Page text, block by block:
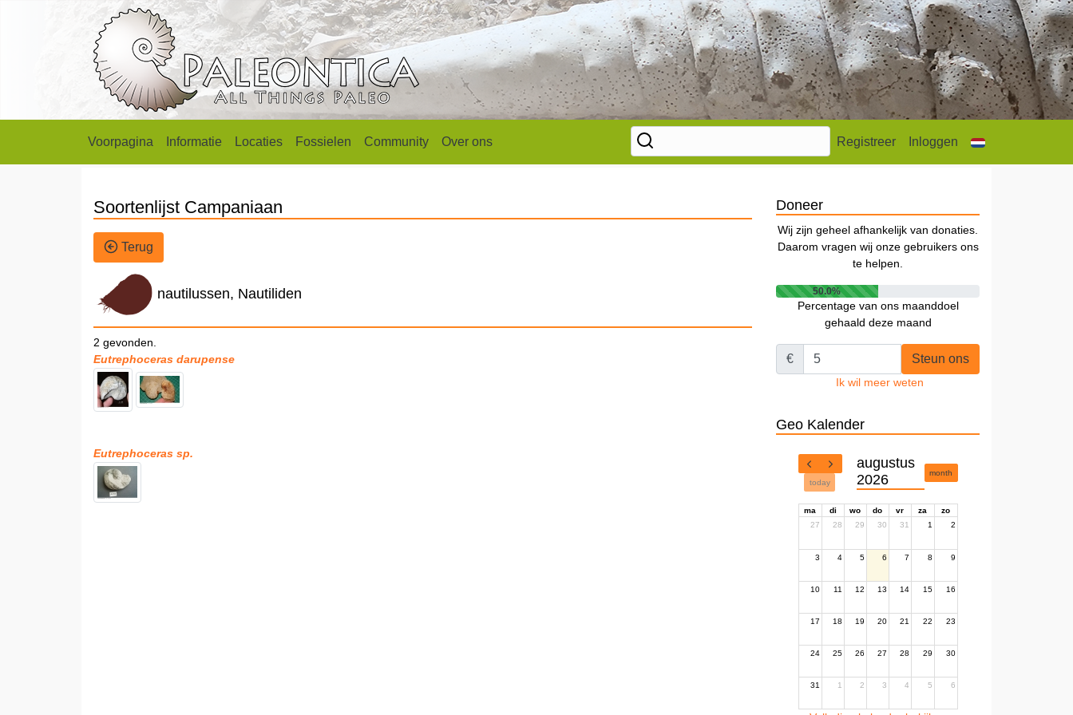
Voorpagina Informatie Locaties Fossielen Community Over ons Registreer Inloggen
Soortenlijst Campaniaan
Terug
nautilussen, Nautiliden
2 gevonden.
Eutrephoceras darupense
Eutrephoceras sp.
Doneer
Wij zijn geheel afhankelijk van donaties.
Daarom vragen wij onze gebruikers ons
te helpen.
50.0%
Percentage van ons maanddoel
gehaald deze maand
€ Steun ons
Ik wil meer weten
Geo Kalender
today
augustus
2026
month
ma di wo do vr za
zo
27
28 29 30 31 1 2
3 4 5 6 7 8 9
10 11 12 13 14 15 16
17 18 19 20 21 22 23
24 25 26 27 28 29 30
31 1 2 3 4 5 6